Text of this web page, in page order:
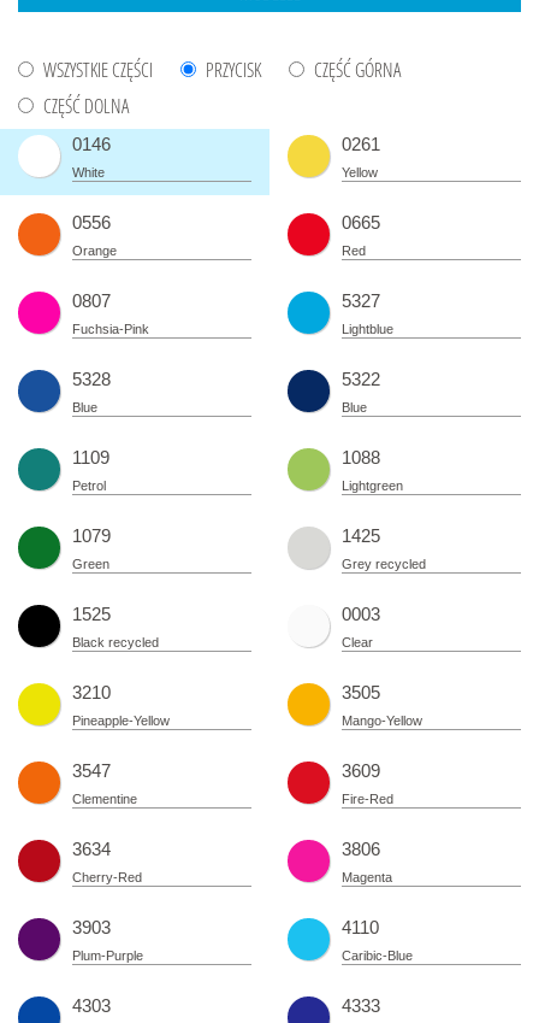
WSZYSTKIE CZĘŚCI PRZYCISK
CZĘŚĆ GÓRNA
CZĘŚĆ DOLNA
0146
White
0261
Yellow
0556
Orange
0665
Red
0807
Fuchsia-Pink
5327
Lightblue
5328
Blue
5322
Blue
1109
Petrol
1088
Lightgreen
1079
Green
1425
Grey recycled
1525
Black recycled
0003
Clear
3210
Pineapple-Yellow
3505
Mango-Yellow
3547
Clementine
3609
Fire-Red
3634
Cherry-Red
3806
Magenta
3903
Plum-Purple
4110
Caribic-Blue
4303 4333